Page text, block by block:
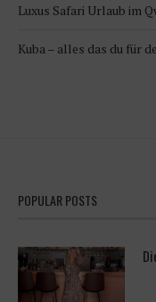
Luxus Safari Urlaub im
Kuba – alles das du für
POPULAR POSTS